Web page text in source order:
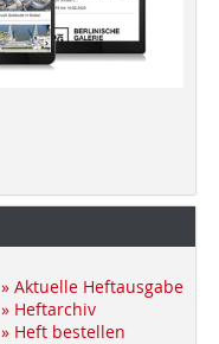
» Aktuelle Heftausgabe
» Heftarchiv
» Heft bestellen